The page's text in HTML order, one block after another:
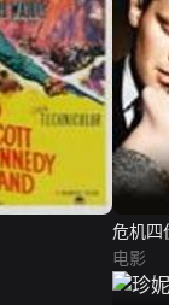
危机四
电影